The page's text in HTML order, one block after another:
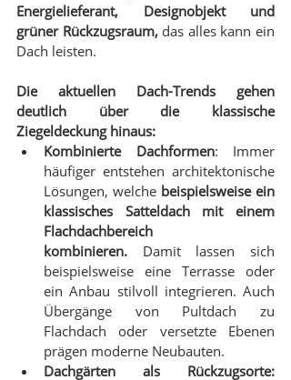
Energielieferant, Designobjekt und
grüner Rückzugsraum, das alles kann ein
Dach leisten.
Die aktuellen Dach-Trends gehen
deutlich über die klassische
Ziegeldeckung hinaus:
Kombinierte Dachformen: Immer
häufiger entstehen architektonische
Lösungen, welche beispielsweise ein
klassisches Satteldach mit einem
Flachdachbereich
kombinieren. Damit lassen sich
beispielsweise eine Terrasse oder
ein Anbau stilvoll integrieren. Auch
Übergänge von Pultdach zu
Flachdach oder versetzte Ebenen
prägen moderne Neubauten.